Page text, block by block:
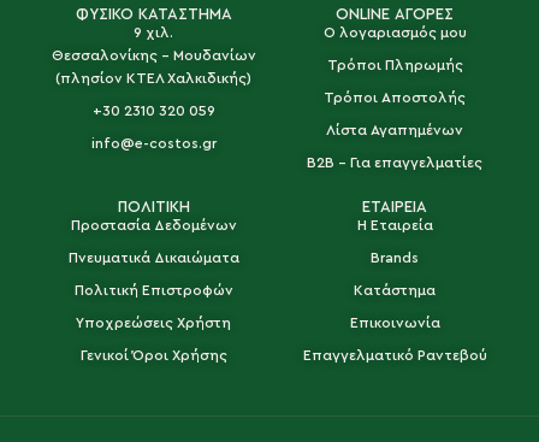
PLASTIME NAVA
SOLA AGNELLI
ΦΥΣΙΚΟ ΚΑΤΑΣΤΗΜΑ
9 χιλ.
Θεσσαλονίκης - Μουδανίων
(πλησίον ΚΤΕΛ Χαλκιδικής)
+30 2310 320 059
info@e-costos.gr
ONLINE ΑΓΟΡΕΣ
Ο λογαριασμός μου
Τρόποι Πληρωμής
Τρόποι Αποστολής
Λίστα Αγαπημένων
B2B - Για επαγγελματίες
ΠΟΛΙΤΙΚΗ
Προστασία Δεδομένων
Πνευματικά Δικαιώματα
Πολιτική Επιστροφών
Υποχρεώσεις Χρήστη
Γενικοί Όροι Χρήσης
ΕΤΑΙΡΕΙΑ
Η Εταιρεία
Brands
Κατάστημα
Επικοινωνία
Επαγγελματικό Ραντεβού